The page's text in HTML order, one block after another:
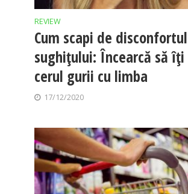
REVIEW
Cum scapi de disconfortul
sughițului: Încearcă să îți
cerul gurii cu limba
17/12/2020